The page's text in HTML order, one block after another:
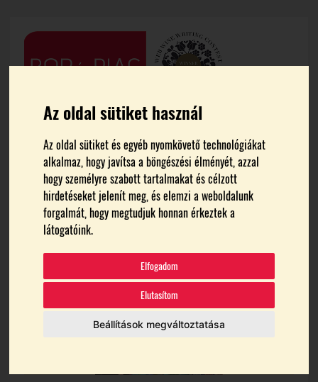
Az oldal sütiket használ
Az oldal sütiket és egyéb nyomkövető technológiákat
alkalmaz, hogy javítsa a böngészési élményét, azzal
hogy személyre szabott tartalmakat és célzott
hirdetéseket jelenít meg, és elemzi a weboldalunk
forgalmát, hogy megtudjuk honnan érkeztek a
látogatóink.
Elfogadom
Elutasítom
Beállítások megváltoztatása
FŐOLDAL RIZLINGSZILVÁNI
rizlingszilváni